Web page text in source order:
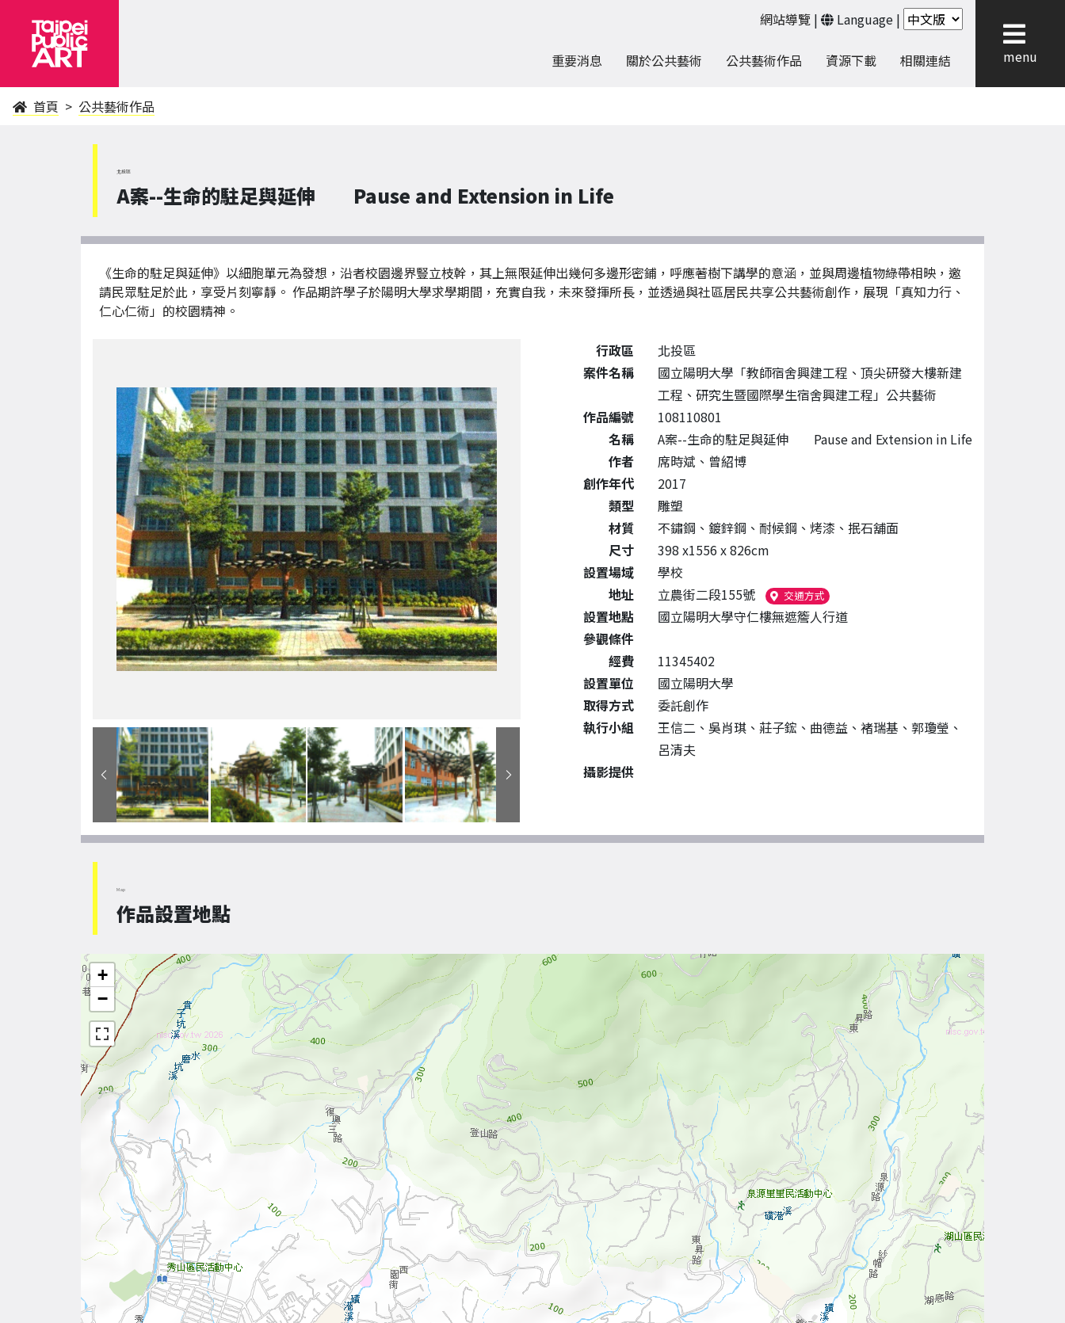
網站導覽 | Language |
重要消息 關於公共藝術 公共藝術作品 資源下載 相關連結 menu
首頁 公共藝術作品
北投區
A案--生命的駐足與延伸 Pause and Extension in Life
《生命的駐足與延伸》以細胞單元為發想，沿者校園邊界豎立枝幹，其上無限延伸出幾何多邊形密鋪，呼應著樹下講學的意涵，並與周邊植物綠帶相映，邀
請民眾駐足於此，享受片刻寧靜。 作品期許學子於陽明大學求學期間，充實自我，未來發揮所長，並透過與社區居民共享公共藝術創作，展現「真知力行、
仁心仁術」的校園精神。
公共藝術作品詳細資料
行政區
北投區
案件名稱
國立陽明大學「教師宿舍興建工程、頂尖研發大樓新建
工程、研究生暨國際學生宿舍興建工程」公共藝術
作品編號
108110801
名稱
A案--生命的駐足與延伸 Pause and Extension in Life
作者
席時斌、曾紹博
創作年代
2017
類型
雕塑
材質
不鏽鋼、鍍鋅鋼、耐候鋼、烤漆、抿石舖面
尺寸
398 x1556 x 826cm
設置場域
學校
地址
立農街二段155號 交通方式（另開新視窗）
設置地點
國立陽明大學守仁樓無遮簷人行道
參觀條件
經費
11345402
設置單位
國立陽明大學
取得方式
委託創作
執行小組
王信二、吳肖琪、莊子鋐、曲德益、褚瑞基、郭瓊瑩、
呂清夫
攝影提供
Map
作品設置地點
+
−